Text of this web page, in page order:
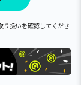
扱いを確認してくださ